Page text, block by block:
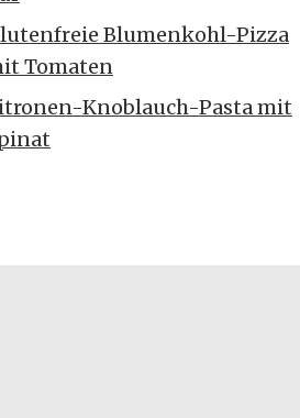
Blumenkohl-Pizza
Tomaten
Knoblauch-Pasta mit